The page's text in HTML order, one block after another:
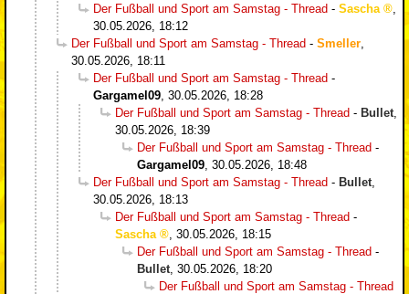
Der Fußball und Sport am Samstag - Thread - Sascha
30.05.2026, 18:12
Der Fußball und Sport am Samstag - Thread - Smeller
30.05.2026, 18:11
Der Fußball und Sport am Samstag - Thread -
Gargamel09 30.05.2026, 18:28
Der Fußball und Sport am Samstag - Thread - Bullet
30.05.2026, 18:39
Der Fußball und Sport am Samstag - Thread -
Gargamel09 30.05.2026, 18:48
Der Fußball und Sport am Samstag - Thread - Bullet
30.05.2026, 18:13
Der Fußball und Sport am Samstag - Thread -
Sascha
30.05.2026, 18:15
Der Fußball und Sport am Samstag - Thread -
Bullet 30.05.2026, 18:20
Der Fußball und Sport am Samstag - Thread